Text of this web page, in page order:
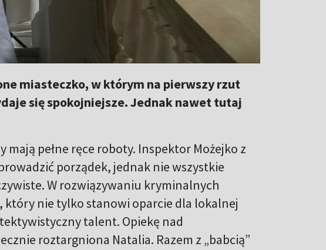
miasteczko, w którym na pierwszy rzut
się spokojniejsze. Jednak nawet tutaj
pełne ręce roboty. Inspektor Możejko z
porządek, jednak nie wszystkie
W rozwiązywaniu kryminalnych
który nie tylko stanowi oparcie dla lokalnej
talent. Opiekę nad
roztargniona Natalia. Razem z „babcią”